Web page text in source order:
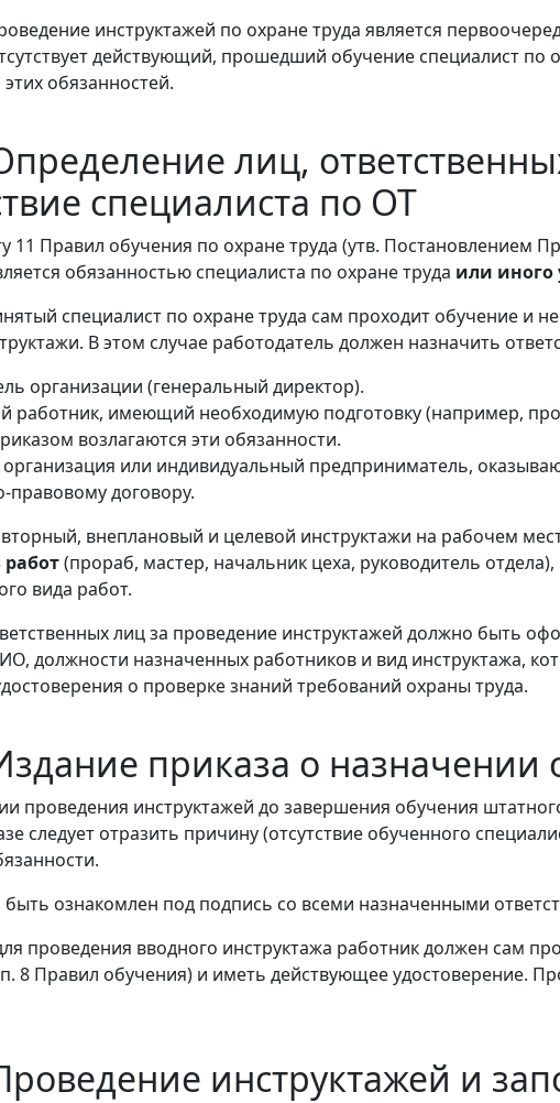
инструктажей по охране труда является
действующий, прошедший обучение специалист по
обязанностей.
лиц,
специалиста по ОТ
11 Правил обучения по охране труда (утв. Постановлением
обязанностью специалиста по охране труда или иного
специалист по охране труда сам проходит обучение и
В этом случае работодатель должен назначить
организации (генеральный директор).
работник, имеющий необходимую подготовку (например,
возлагаются эти обязанности.
или индивидуальный предприниматель,
правовому договору.
внеплановый и целевой инструктажи на рабочем
работ(прораб, мастер, начальник цеха, руководитель
вида работ.
лиц за проведение инструктажей должно быть
должности назначенных работников и вид инструктажа,
о проверке знаний требований охраны труда.
приказа о назначении
проведения инструктажей до завершения обучения
следует отразить причину (отсутствие обученного
ознакомлен под подпись со всеми назначенными
проведения вводного инструктажа работник должен сам
8 Правил обучения) и иметь действующее удостоверение.
инструктажей и